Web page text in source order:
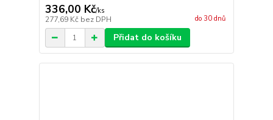
336,00 Kč/ks
277,69 Kč bez DPH do 30 dnů
Přidat do košíku